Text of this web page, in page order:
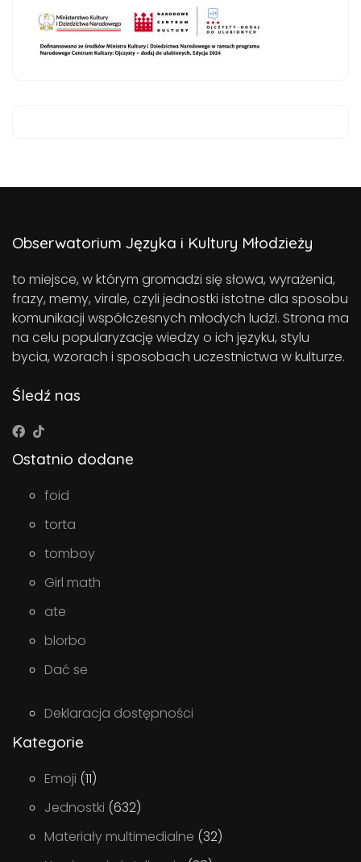
Obserwatorium Języka i Kultury Młodzieży
to miejsce, w którym gromadzi się słowa, wyrażenia,
frazy, memy, virale, czyli jednostki istotne dla sposobu
komunikacji współczesnych młodych ludzi. Strona ma
na celu popularyzację wiedzy o ich języku, stylu
bycia, wzorach i sposobach uczestnictwa w kulturze.
Śledź nas
Ostatnio dodane
foid
torta
tomboy
Girl math
ate
blorbo
Dać se
Deklaracja dostępności
Kategorie
Emoji (11)
Jednostki (632)
Materiały multimedialne (32)